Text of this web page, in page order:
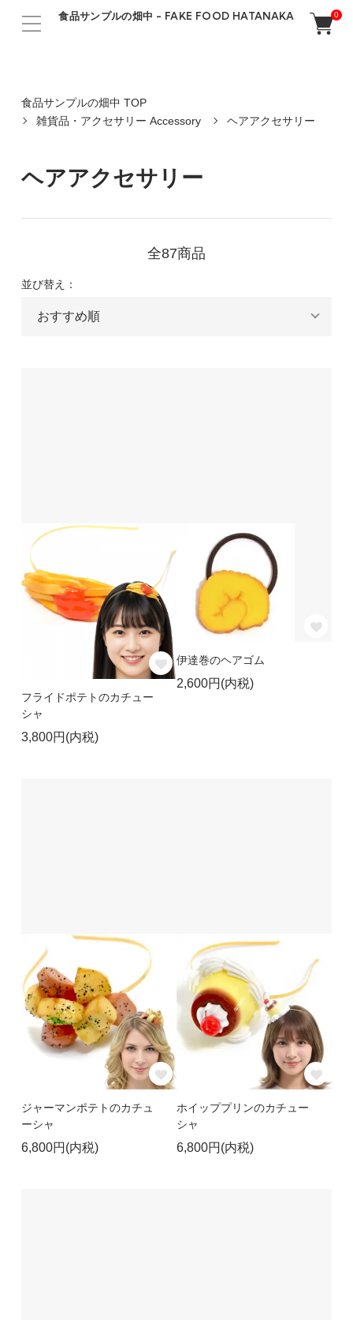
食品サンプルの畑中 - FAKE FOOD HATANAKA 0
食品サンプルの畑中 TOP
雑貨品・アクセサリー Accessory
ヘアアクセサリー
ヘアアクセサリー
全87商品
並び替え：
フライドポテトのカチュー
シャ
3,800円(内税)
伊達巻のヘアゴム
2,600円(内税)
ジャーマンポテトのカチュ
ーシャ
6,800円(内税)
ホイッププリンのカチュー
シャ
6,800円(内税)